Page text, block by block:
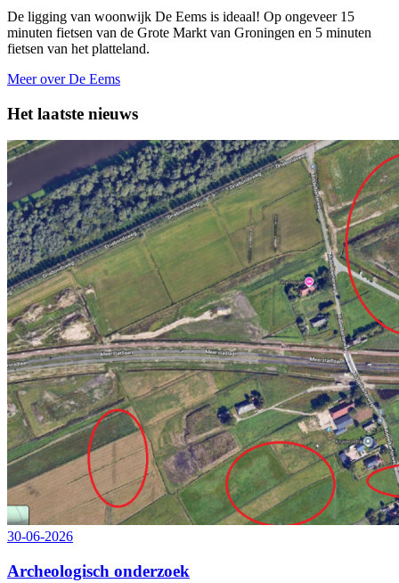
De ligging van woonwijk De Eems is ideaal! Op ongeveer 15
minuten fietsen van de Grote Markt van Groningen en 5 minuten
fietsen van het platteland.
Meer over De Eems
Het laatste nieuws
30-06-2026
Archeologisch onderzoek